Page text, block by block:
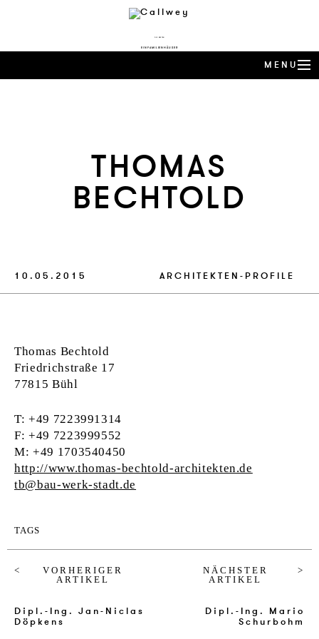
DIE BESTEN
EINFAMILIENHÄUSER
MENU
ARCHITEKTEN-PROFILE
PRODUKTTRENDS
BUCHSHOP
THO­MAS
BECHTOLD
10.05.2015 ARCHITEKTEN-PROFILE
Thomas Bechtold
Friedrichstraße 17
77815 Bühl
T: +49 7223991314
F: +49 7223999552
M: +49 1703540450
http://www.thomas-bechtold-architekten.de
tb@bau-werk-stadt.de
TAGS
VORHERIGER
ARTIKEL
Dipl.-Ing. Jan-Ni­clas
Döpkens
NÄCHSTER
ARTIKEL
Dipl.-Ing. Ma­rio
Schur­bohm